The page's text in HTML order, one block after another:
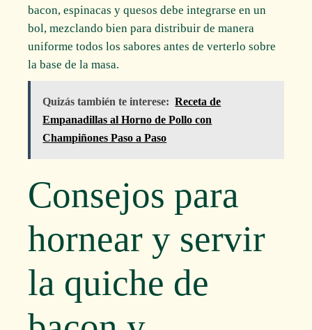
bacon, espinacas y quesos debe integrarse en un
bol, mezclando bien para distribuir de manera
uniforme todos los sabores antes de verterlo sobre
la base de la masa.
Quizás también te interese: Receta de
Empanadillas al Horno de Pollo con
Champiñones Paso a Paso
Consejos para
hornear y servir
la quiche de